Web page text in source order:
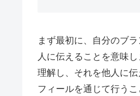
まず最初に、自分のブ
人に伝えることを意味
理解し、それを他人に
フィールを通じて行うこ